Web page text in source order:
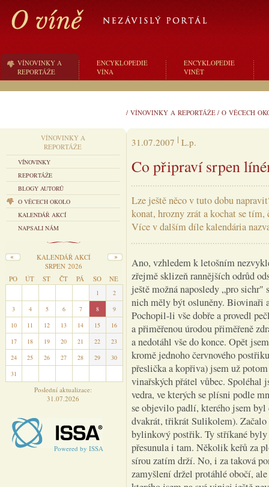
VÍNOVINKY A
REPORTÁŽE
ENCYKLOPEDIE
VÍNA
ENCYKLOPEDIE
VINĚT
/ VÍNOVINKY A REPORTÁŽE / O VĚCECH
VÍNOVINKY A
REPORTÁŽE
VÍNOVINKY
REPORTÁŽE
BLOGY AUTORŮ
O VĚCECH OKOLO
KALENDÁŘ AKCÍ
NAPSALI NÁM
KALENDÁŘ AKCÍ
SRPEN 2026
PO
ÚT ST ČT PÁ SO NE
1
2
3
4 5 6 7 8
9
10
11 12 13 14 15
16
17
18 19 20 21 22
23
24
25 26 27 28 29
30
31
Poslední aktualizace:
31.07.2026
Powered by ISSA
31.07.2007 L.p.
Co připraví srpen
Lze ještě něco v tuto dobu
konat, hrozny zrát a kochat se
Více v dalším díle kalendária
Ano, vzhledem k letošním
zřejmě sklizeň rannějších odrůd
ještě možná naposledy „pro
nich měly být osluněny. Biovinaři
Pochopil-li vše dobře a provedl
a přiměřenou úrodou přiměřeně
a nedotáhl vše do konce. Opět
kromě jednoho červnového
přeslička a kopřiva) jsem už
vinařských přátel vůbec. Spoléhal
vedra, ve kterých se plísni podle
se objevilo padlí, kterého jsem byl
dvakrát, třikrát Sulikolem).
bylinkový postřik. Ty stříkané
přesunula i tam. Několik keřů za
sírou zatím drží. No, i za taková
zamyšlení držel protáhlé obočí,